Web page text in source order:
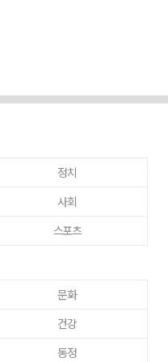
정치
사회
스포츠
문화
건강
동정